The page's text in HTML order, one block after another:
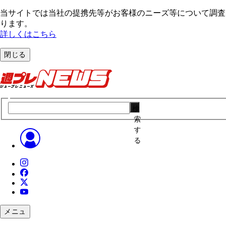
当サイトでは当社の提携先等がお客様のニーズ等について調
ります。
詳しくはこちら
閉じる
索
す
る
メニュ